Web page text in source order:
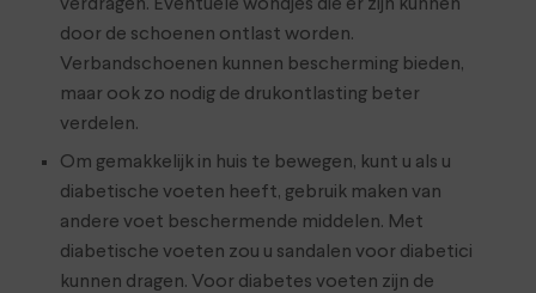
verdragen. Eventuele wondjes die er zijn kunnen
door de schoenen ontlast worden.
Verbandschoenen kunnen bescherming bieden,
maar ook zo nodig de drukontlasting beter
verdelen.
Om gemakkelijk in huis te bewegen, kunt u als u
diabetische voeten heeft, gebruik maken van
andere voet beschermende middelen. Met
diabetische voeten zou u sandalen voor diabetici
kunnen dragen. Voor diabetes voeten zijn de